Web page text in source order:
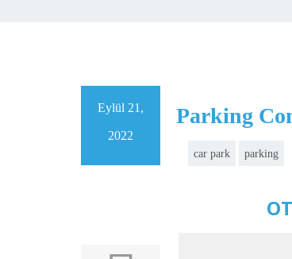
Eylül 21,
2022
Parking
car park parking